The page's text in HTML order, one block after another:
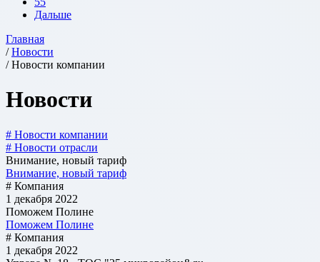
Дальше
Главная
/Новости
/ Новости компании
Новости
# Новости компании
# Новости отрасли
Внимание, новый тариф
Внимание, новый тариф
# Компания
1 декабря 2022
Поможем Полине
Поможем Полине
# Компания
1 декабря 2022